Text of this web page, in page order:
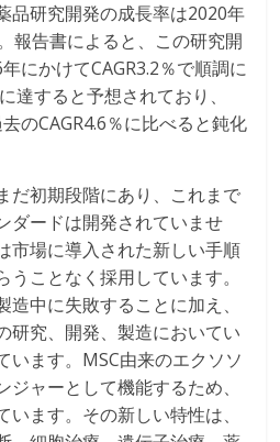
品研究開発の成長率は2020年
報告書によると、この研究開
にかけてCAGR3.2％で順調に
達すると予想されており、
のCAGR4.6％に比べると鈍化
だ初期段階にあり、これまで
ダードは開発されていませ
市場に導入された新しい手順
ことなく採用しています。
中に失敗することに加え、
研究、開発、製造においてい
います。MSC由来のエクソソ
ャーとして機能するため、
ます。その新しい特性は、